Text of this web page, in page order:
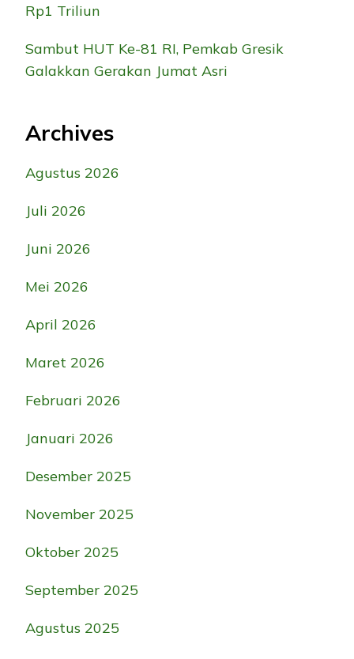
Rp1 Triliun
Sambut HUT Ke-81 RI, Pemkab Gresik
Galakkan Gerakan Jumat Asri
Archives
Agustus 2026
Juli 2026
Juni 2026
Mei 2026
April 2026
Maret 2026
Februari 2026
Januari 2026
Desember 2025
November 2025
Oktober 2025
September 2025
Agustus 2025